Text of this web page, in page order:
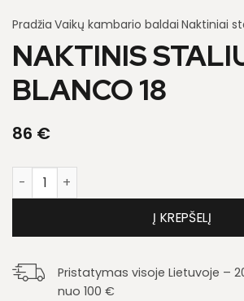
Pradžia Vaikų kambario baldai Naktiniai
NAKTINIS
BLANCO 18
86 €
produkto kiekis: Naktinis staliukas
Į KREPŠELĮ
Pristatymas visoje Lietuvoje –
nuo 100 €